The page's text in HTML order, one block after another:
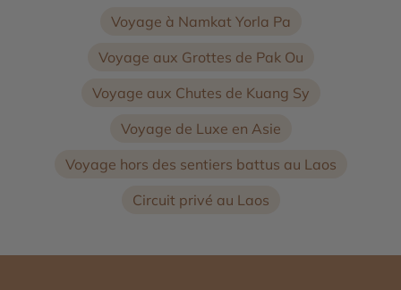
Voyage à Namkat Yorla Pa
Voyage aux Grottes de Pak Ou
Voyage aux Chutes de Kuang Sy
Voyage de Luxe en Asie
Voyage hors des sentiers battus au Laos
Circuit privé au Laos